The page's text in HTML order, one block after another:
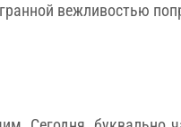
вежливостью